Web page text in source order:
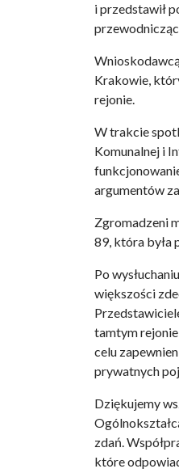
i przedstawił
Krakowie,
rejonie.
W trakcie
Komunalnej i
argumentów
Zgromadzeni
89, która była
Po
większości
tamtym
celu
prywatnych
Dziękujemy
zdań.
które